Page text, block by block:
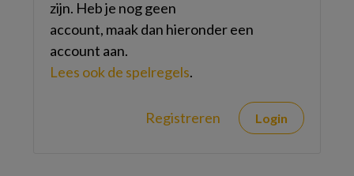
zijn. Heb je nog geen
account, maak dan hieronder een
account aan.
Lees ook de spelregels.
Registreren Login